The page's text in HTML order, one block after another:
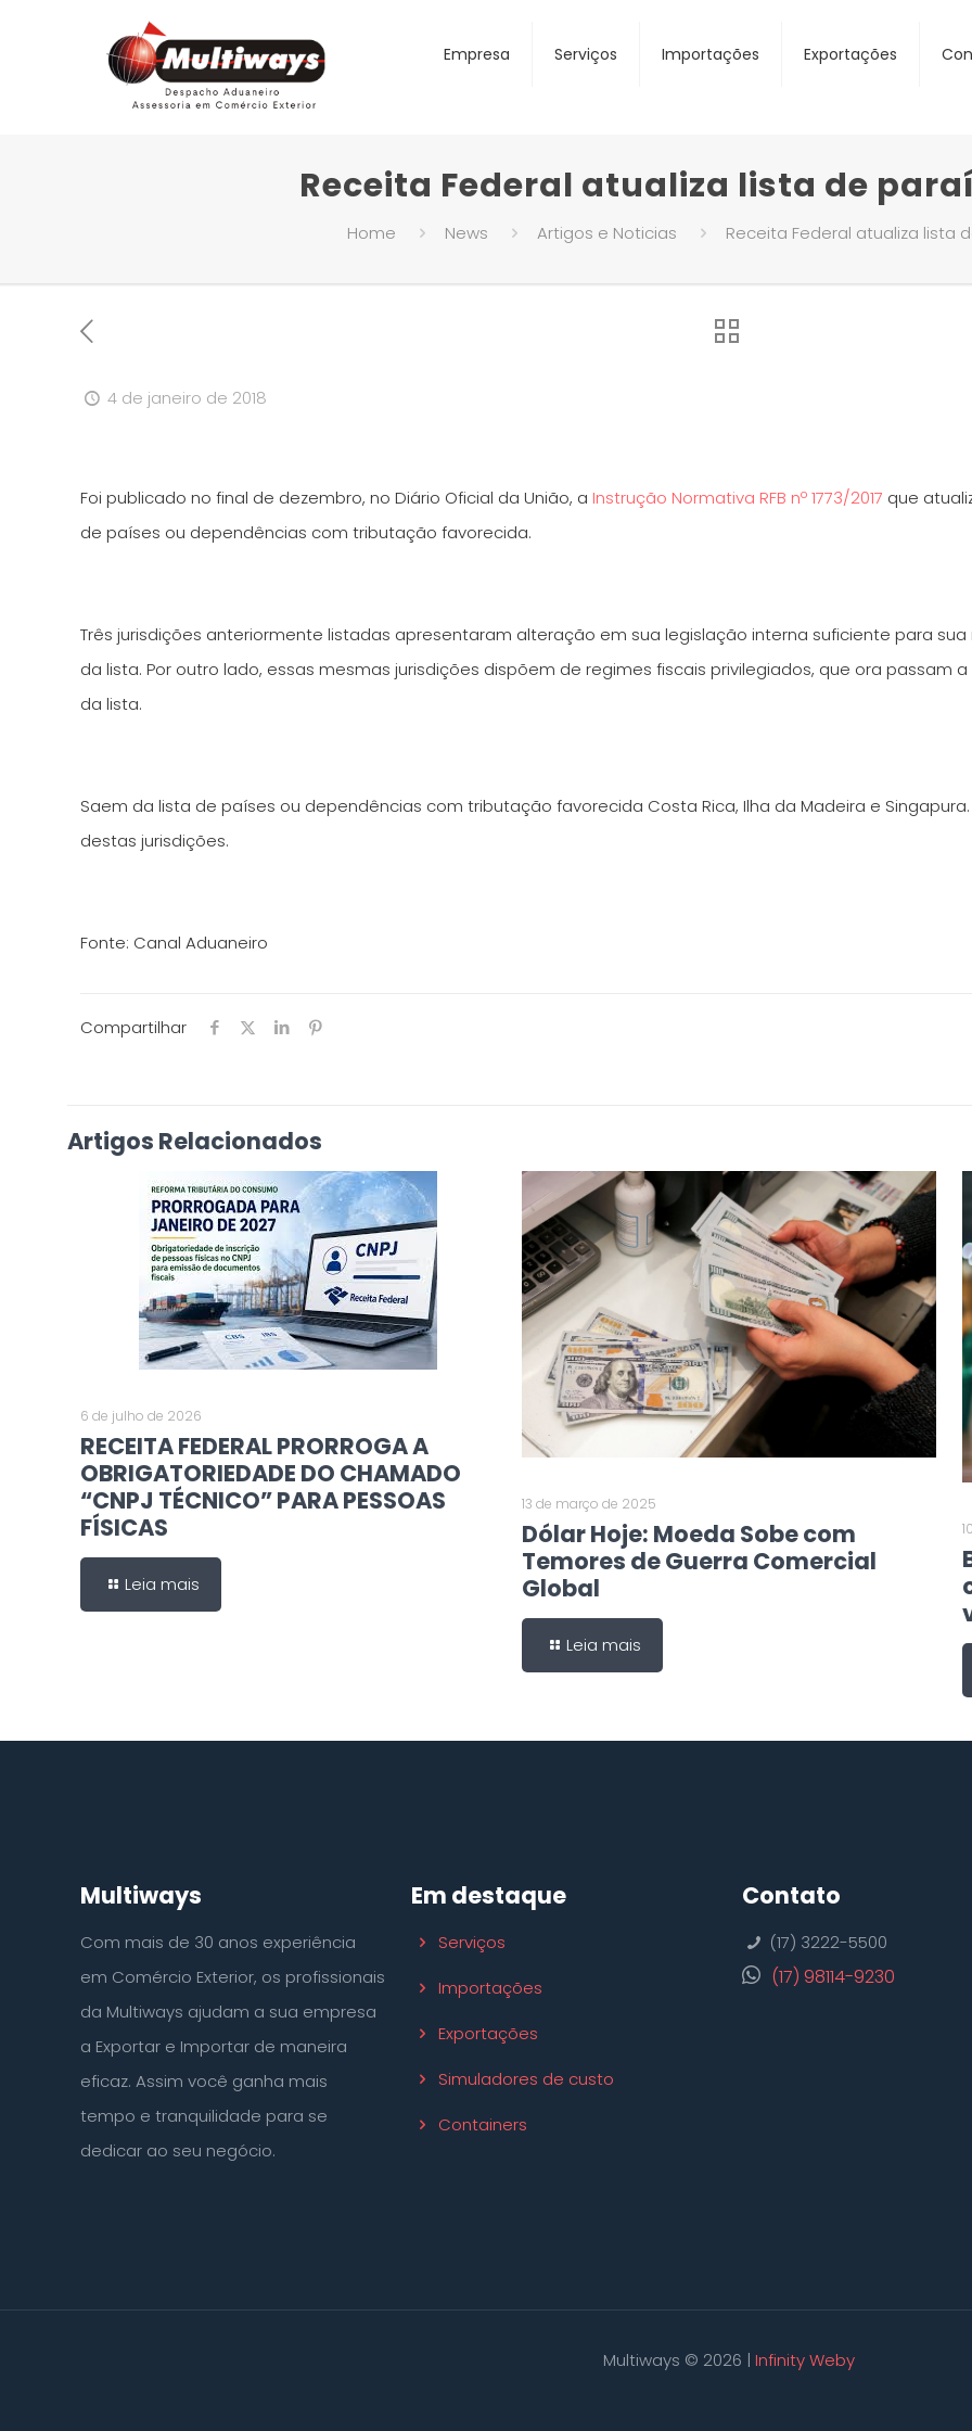
Empresa Serviços Importações Exportações
Receita Federal atualiza lista de
Home News Artigos e Noticias Receita Federal atualiza lista
4 de janeiro de 2018
Foi publicado no final de dezembro, no Diário Oficial da União, a Instrução Normativa RFB nº 1773/2017 que
de países ou dependências com tributação favorecida.
Três jurisdições anteriormente listadas apresentaram alteração em sua legislação interna suficiente para
da lista. Por outro lado, essas mesmas jurisdições dispõem de regimes fiscais privilegiados, que ora passam
da lista.
Saem da lista de países ou dependências com tributação favorecida Costa Rica, Ilha da Madeira e
destas jurisdições.
Fonte: Canal Aduaneiro
Compartilhar
Artigos Relacionados
6 de julho de 2026
RECEITA FEDERAL PRORROGA A
OBRIGATORIEDADE DO CHAMADO
“CNPJ TÉCNICO” PARA PESSOAS
FÍSICAS
Leia mais
13 de março de 2025
Dólar Hoje: Moeda Sobe com
Temores de Guerra Comercial
Global
Leia mais
Multiways
Com mais de 30 anos experiência
em Comércio Exterior, os profissionais
da Multiways ajudam a sua empresa
a Exportar e Importar de maneira
eficaz. Assim você ganha mais
tempo e tranquilidade para se
dedicar ao seu negócio.
Em destaque
Serviços
Importações
Exportações
Simuladores de custo
Containers
Contato
(17) 3222-5500
(17) 98114-9230
Multiways © 2026 | Infinity Weby